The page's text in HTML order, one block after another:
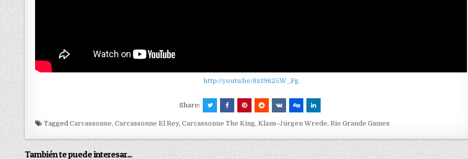
http://youtu.be/8zI9625W_Fg
Share:
TaggedCarcassonne,Carcassonne El Rey,Carcassonne The King,Klaus-Jürgen Wrede,Rio Grande Games
También te puede interesar...